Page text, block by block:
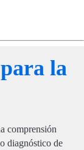
la
comprensión
diagnóstico de